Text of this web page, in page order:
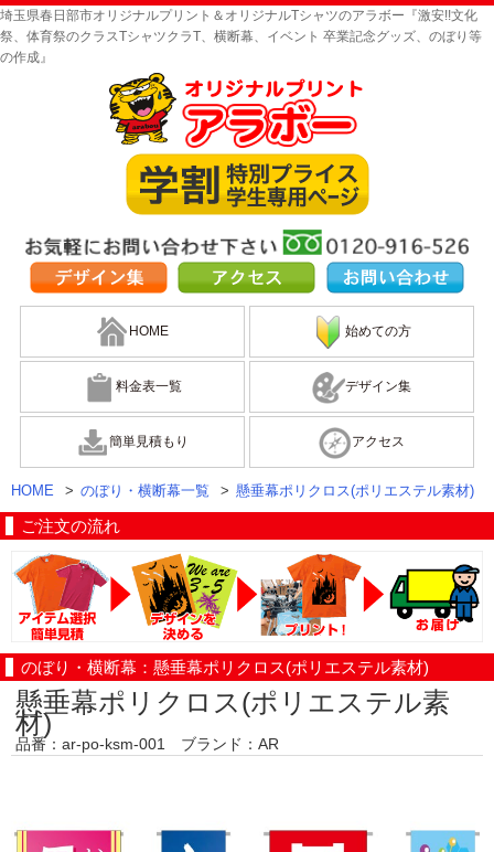
埼玉県春日部市オリジナルプリント＆オリジナルTシャツのアラボー『激安!!文化
祭、体育祭のクラスTシャツクラT、横断幕、イベント 卒業記念グッズ、のぼり等
の作成』
HOME 始めての方
料金表一覧 デザイン集
簡単見積もり アクセス
HOME > のぼり・横断幕一覧 > 懸垂幕ポリクロス(ポリエステル素材)
ご注文の流れ
のぼり・横断幕：懸垂幕ポリクロス(ポリエステル素材)
懸垂幕ポリクロス(ポリエステル素
材)
品番：ar-po-ksm-001 ブランド：AR